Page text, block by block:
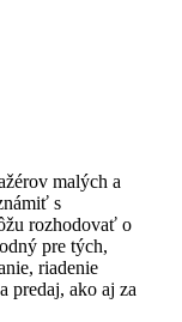
malých a
s
rozhodovať o
pre tých,
riadenie
predaj, ako aj za